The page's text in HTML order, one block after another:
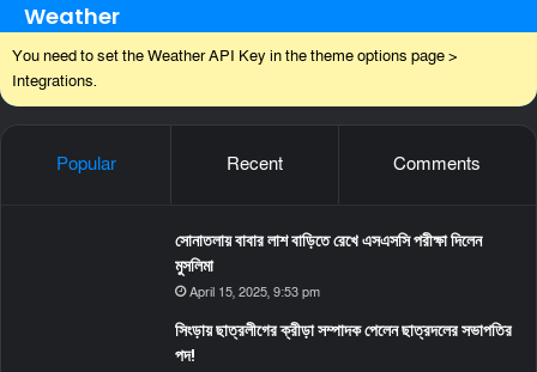
Weather
You need to set the Weather API Key in the theme options page >
Integrations.
Popular Recent Comments
সোনাতলায় বাবার লাশ বাড়িতে রেখে এসএসসি পরীক্ষা দিলেন
মুসলিমা
April 15, 2025, 9:53 pm
সিংড়ায় ছাত্রলীগের ক্রীড়া সম্পাদক পেলেন ছাত্রদলের সভাপতির
পদ!